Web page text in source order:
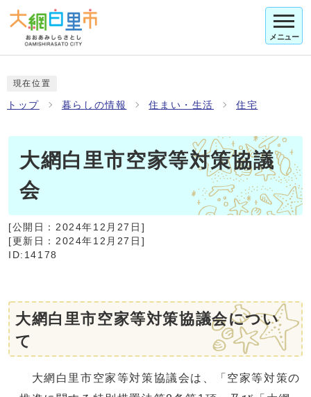
メニュー
現在位置
トップ 暮らしの情報 住まい・生活 住宅
大網白里市空家等対策協議
会
[公開日： 2024年12月27日 ]
[更新日： 2024年12月27日 ]
ID:14178
大網白里市空家等対策協議会につい
て
大網白里市空家等対策協議会は、「空家等対策の